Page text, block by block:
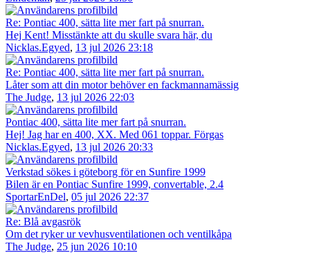
Re: Pontiac 400, sätta lite mer fart på snurran.
Hej Kent! Misstänkte att du skulle svara här, du
Nicklas.Egyed, 13 jul 2026 23:18
Re: Pontiac 400, sätta lite mer fart på snurran.
Låter som att din motor behöver en fackmannamässig
The Judge, 13 jul 2026 22:03
Pontiac 400, sätta lite mer fart på snurran.
Hej! Jag har en 400, XX. Med 061 toppar. Förgas
Nicklas.Egyed, 13 jul 2026 20:33
Verkstad sökes i göteborg för en Sunfire 1999
Bilen är en Pontiac Sunfire 1999, convertable, 2.4
SportarEnDel, 05 jul 2026 22:37
Re: Blå avgasrök
Om det ryker ur vevhusventilationen och ventilkåpa
The Judge, 25 jun 2026 10:10